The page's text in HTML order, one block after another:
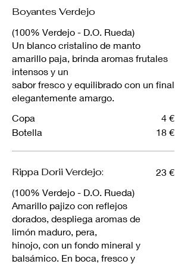
Boyantes Verdejo
(100% Verdejo - D.O. Rueda)
Un blanco cristalino de manto
amarillo paja, brinda aromas frutales
intensos y un
sabor fresco y equilibrado con un final
elegantemente amargo.
Copa
4 €
Botella
18 €
Rippa Dorii Verdejo:
(100% Verdejo - D.O. Rueda)
Amarillo pajizo con reflejos
dorados, despliega aromas de
limón maduro, pera,
hinojo, con un fondo mineral y
balsámico. En boca, fresco y
23 €